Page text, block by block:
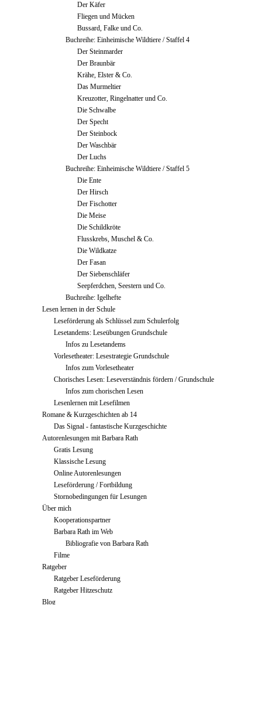
Der Käfer
Fliegen und Mücken
Bussard, Falke und Co.
Buchreihe: Einheimische Wildtiere / Staffel 4
Der Steinmarder
Der Braunbär
Krähe, Elster & Co.
Das Murmeltier
Kreuzotter, Ringelnatter und Co.
Die Schwalbe
Der Specht
Der Steinbock
Der Waschbär
Der Luchs
Buchreihe: Einheimische Wildtiere / Staffel 5
Die Ente
Der Hirsch
Der Fischotter
Die Meise
Die Schildkröte
Flusskrebs, Muschel & Co.
Die Wildkatze
Der Fasan
Der Siebenschläfer
Seepferdchen, Seestern und Co.
Buchreihe: Igelhefte
Lesen lernen in der Schule
Leseförderung als Schlüssel zum Schulerfolg
Lesetandems: Leseübungen Grundschule
Infos zu Lesetandems
Vorlesetheater: Lesestrategie Grundschule
Infos zum Vorlesetheater
Chorisches Lesen: Leseverständnis fördern / Grundschule
Infos zum chorischen Lesen
Lesenlernen mit Lesefilmen
Romane & Kurzgeschichten ab 14
Das Signal - fantastische Kurzgeschichte
Autorenlesungen mit Barbara Rath
Gratis Lesung
Klassische Lesung
Online Autorenlesungen
Leseförderung / Fortbildung
Stornobedingungen für Lesungen
Über mich
Kooperationspartner
Barbara Rath im Web
Bibliografie von Barbara Rath
Filme
Ratgeber
Ratgeber Leseförderung
Ratgeber Hitzeschutz
Blog